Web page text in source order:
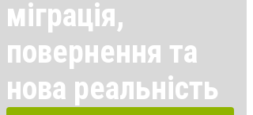
міграція,
повернення та
нова реальність